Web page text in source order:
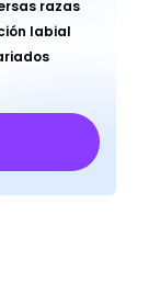
razas
labial